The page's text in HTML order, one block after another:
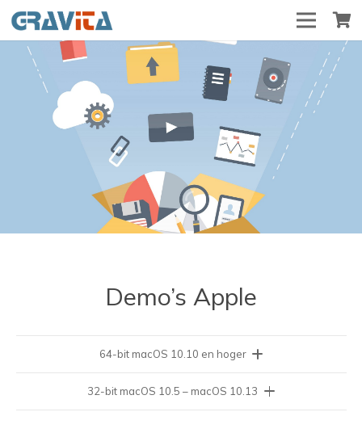
Demo’s Apple
64-bit macOS 10.10 en hoger
32-bit macOS 10.5 – macOS 10.13